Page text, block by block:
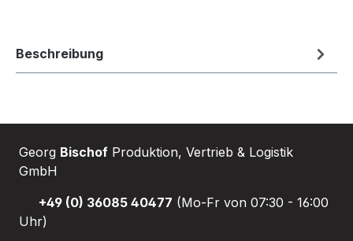
Beschreibung
Georg Bischof Produktion, Vertrieb & Logistik
GmbH
+49 (0) 36085 40477 (Mo-Fr von 07:30 - 16:00
Uhr)